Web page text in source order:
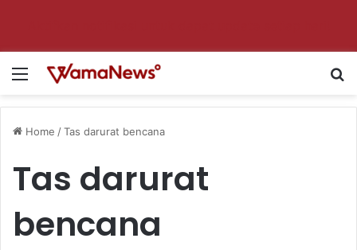
Menu
Home /Tas darurat bencana
Tas darurat
bencana